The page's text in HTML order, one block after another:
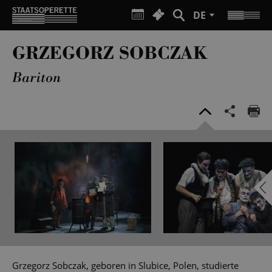
DE
GRZEGORZ SOBCZAK
Bariton
Grzegorz Sobczak, geboren in Slubice, Polen, studierte